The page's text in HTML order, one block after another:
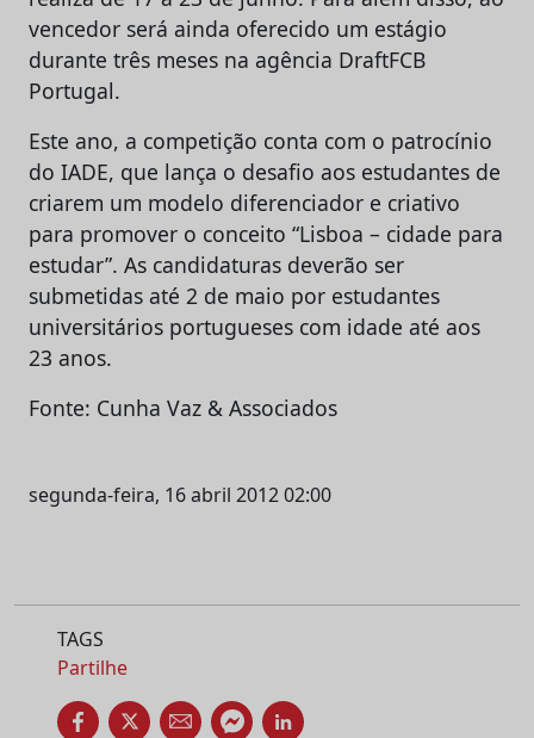
vencedor será ainda oferecido um estágio
durante três meses na agência DraftFCB
Portugal.
Este ano, a competição conta com o patrocínio
do IADE, que lança o desafio aos estudantes de
criarem um modelo diferenciador e criativo
para promover o conceito “Lisboa – cidade para
estudar”. As candidaturas deverão ser
submetidas até 2 de maio por estudantes
universitários portugueses com idade até aos
23 anos.
Fonte: Cunha Vaz & Associados
segunda-feira, 16 abril 2012 02:00
TAGS
Partilhe